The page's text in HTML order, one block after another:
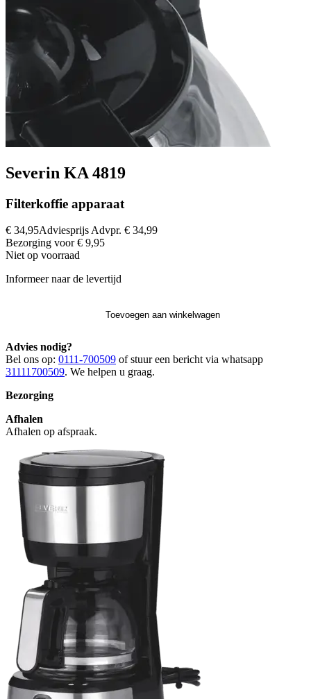
Severin KA 4819
Filterkoffie apparaat
€ 34,95Adviesprijs Advpr. € 34,99
Bezorging voor € 9,95
Niet op voorraad
Informeer naar de levertijd
Toevoegen aan winkelwagen
Advies nodig?
Bel ons op: 0111-700509 of stuur een bericht via whatsapp
31111700509. We helpen u graag.
Bezorging
Afhalen
Afhalen op afspraak.